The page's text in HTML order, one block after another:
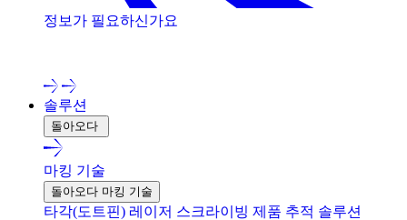
정보가 필요하신가요
솔루션
돌아오다
마킹 기술
돌아오다 마킹 기술
타각(도트핀) 레이저 스크라이빙 제품 추적 솔루션